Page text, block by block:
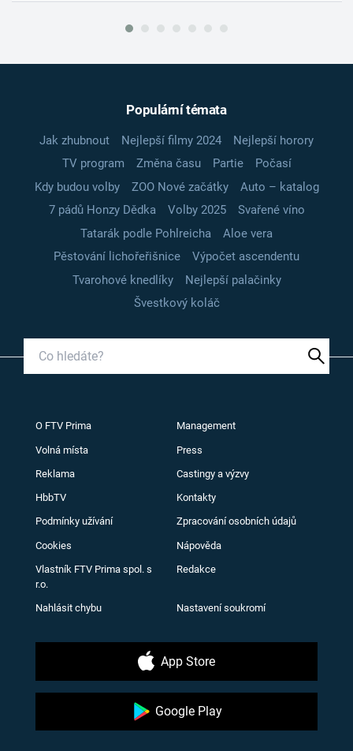
Populární témata
Jak zhubnout Nejlepší filmy 2024
Nejlepší horory
TV program
Změna času Partie
Počasí
Kdy budou volby
ZOO Nové začátky
Auto – katalog
7 pádů Honzy Dědka
Volby 2025
Svařené víno
Tatarák podle Pohlreicha
Aloe vera
Pěstování lichořeřišnice
Výpočet ascendentu
Tvarohové knedlíky
Nejlepší palačinky
Švestkový koláč
O FTV Prima Management
Volná místa Press
Reklama Castingy a výzvy
HbbTV Kontakty
Podmínky užívání Zpracování osobních údajů
Cookies Nápověda
Vlastník FTV Prima spol. s
r.o.
Redakce
Nahlásit chybu Nastavení soukromí
App Store
Google Play